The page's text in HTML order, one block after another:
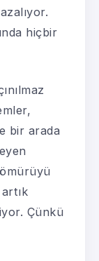
hiçbir
bir arada
Çünkü